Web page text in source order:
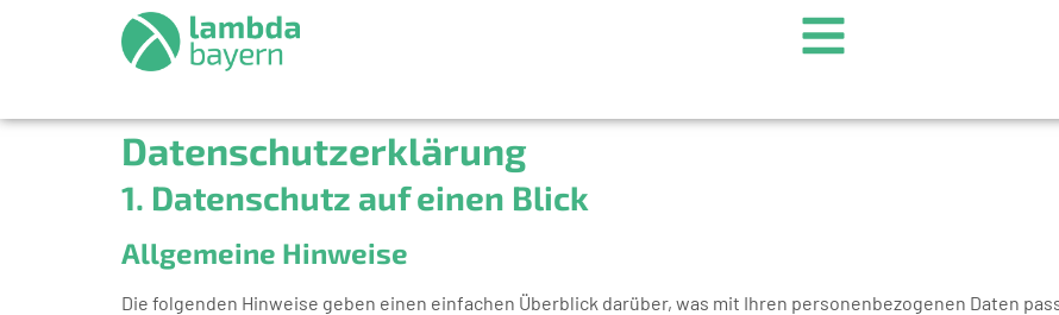
Datenschutzerklärung
1. Datenschutz auf einen Blick
Allgemeine Hinweise
Die folgenden Hinweise geben einen einfachen Überblick darüber, was mit Ihren personenbezogenen Daten